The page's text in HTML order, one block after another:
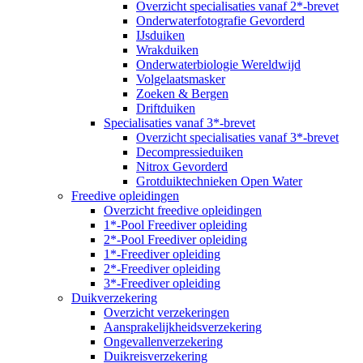
Overzicht specialisaties vanaf 2*-brevet
Onderwaterfotografie Gevorderd
IJsduiken
Wrakduiken
Onderwaterbiologie Wereldwijd
Volgelaatsmasker
Zoeken & Bergen
Driftduiken
Specialisaties vanaf 3*-brevet
Overzicht specialisaties vanaf 3*-brevet
Decompressieduiken
Nitrox Gevorderd
Grotduiktechnieken Open Water
Freedive opleidingen
Overzicht freedive opleidingen
1*-Pool Freediver opleiding
2*-Pool Freediver opleiding
1*-Freediver opleiding
2*-Freediver opleiding
3*-Freediver opleiding
Duikverzekering
Overzicht verzekeringen
Aansprakelijkheidsverzekering
Ongevallenverzekering
Duikreisverzekering